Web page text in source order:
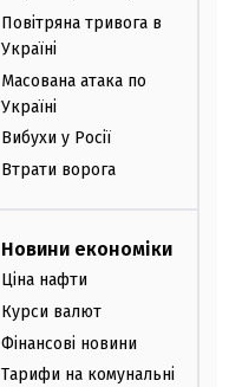
Повітряна тривога в
Україні
Масована атака по
Україні
Вибухи у Росії
Втрати ворога
Новини економіки
Ціна нафти
Курси валют
Фінансові новини
Тарифи на комунальні